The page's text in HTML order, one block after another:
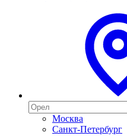
Москва
Санкт-Петербург